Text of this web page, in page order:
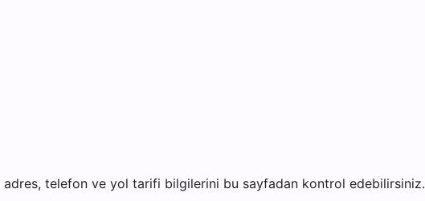
adres, telefon ve yol tarifi bilgilerini bu sayfadan kontrol edebilirsiniz.